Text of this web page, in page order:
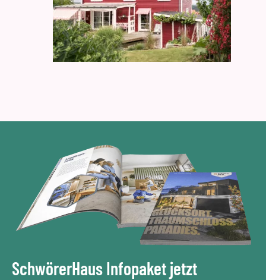
SchwörerHaus Infopaket jetzt